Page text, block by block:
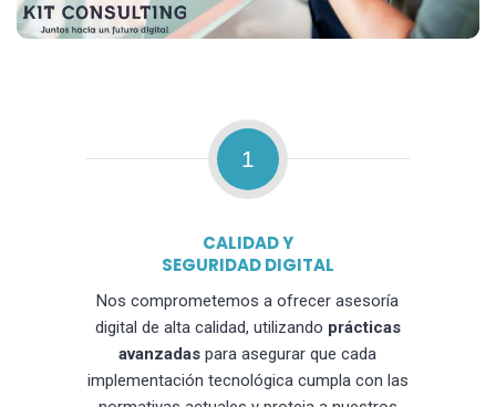
1
CALIDAD Y
SEGURIDAD DIGITAL
Nos comprometemos a ofrecer asesoría
digital de alta calidad, utilizando prácticas
avanzadas para asegurar que cada
implementación tecnológica cumpla con las